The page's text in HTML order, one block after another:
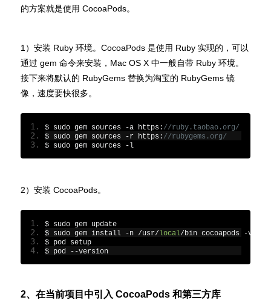
的方案就是使用 CocoaPods。
1）安装 Ruby 环境。CocoaPods 是使用 Ruby 实现的，可以
通过 gem 命令来安装，Mac OS X 中一般自带 Ruby 环境。
接下来将默认的 RubyGems 替换为淘宝的 RubyGems 镜
像，速度要快很多。
$ sudo gem sources -a https: //ruby.taobao.org/
$ sudo gem sources
-r https : //rubygems.org/
$ sudo gem sources
- l
2）安装 CocoaPods。
$ sudo gem update
$ sudo gem install
-n /usr/ local/bin cocoapods -v
$ pod setup
$ pod
--version
2、在当前项目中引入 CocoaPods 和第三方库